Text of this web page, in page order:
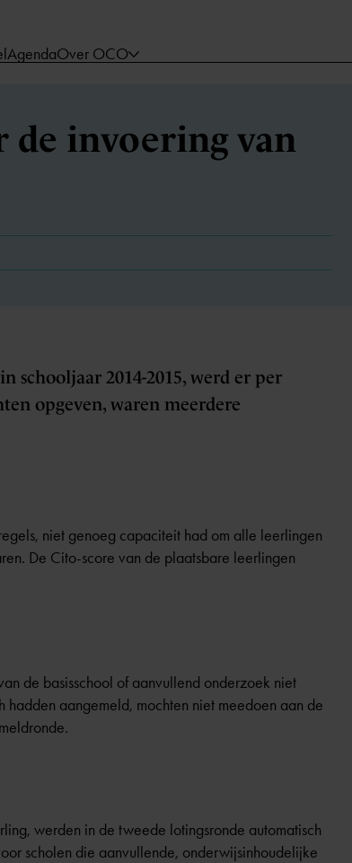
AgendaOver OCO
de invoering van
schooljaar 2014-2015, werd er per
opgeven, waren meerdere
niet genoeg capaciteit had om alle leerlingen
De Cito-score van de plaatsbare leerlingen
de basisschool of aanvullend onderzoek niet
aangemeld, mochten niet meedoen aan de
werden in de tweede lotingsronde automatisch
scholen die aanvullende, onderwijsinhoudelijke